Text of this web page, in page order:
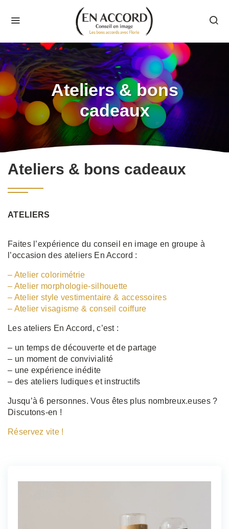
Ateliers & bons
cadeaux
Ateliers & bons cadeaux
ATELIERS
Faites l’expérience du conseil en image en groupe à
l’occasion des ateliers En Accord :
– Atelier colorimétrie
– Atelier morphologie-silhouette
– Atelier style vestimentaire & accessoires
– Atelier visagisme & conseil coiffure
Les ateliers En Accord, c’est :
– un temps de découverte et de partage
– un moment de convivialité
– une expérience inédite
– des ateliers ludiques et instructifs
Jusqu’à 6 personnes. Vous êtes plus nombreux.euses ?
Discutons-en !
Réservez vite !